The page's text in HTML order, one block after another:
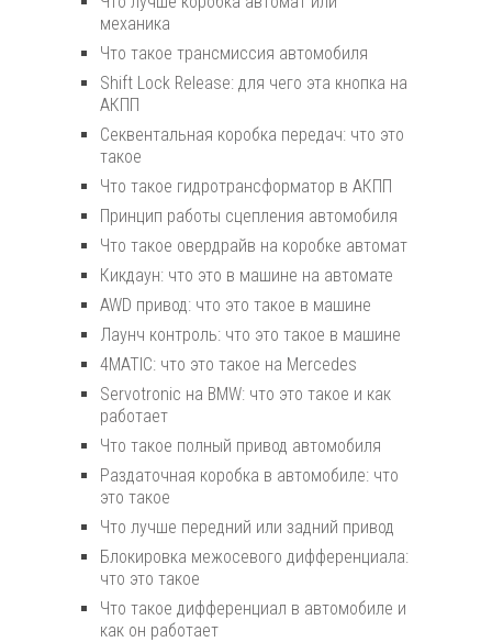
механика
Что такое трансмиссия автомобиля
Shift Lock Release: для чего эта кнопка на
АКПП
Секвентальная коробка передач: что это
такое
Что такое гидротрансформатор в АКПП
Принцип работы сцепления автомобиля
Что такое овердрайв на коробке автомат
Кикдаун: что это в машине на автомате
AWD привод: что это такое в машине
Лаунч контроль: что это такое в машине
4MATIC: что это такое на Mercedes
Servotronic на BMW: что это такое и как
работает
Что такое полный привод автомобиля
Раздаточная коробка в автомобиле: что
это такое
Что лучше передний или задний привод
Блокировка межосевого дифференциала:
что это такое
Что такое дифференциал в автомобиле и
как он работает